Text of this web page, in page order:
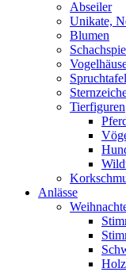
Abseiler
Unikate,
Blumen
Tierfiguren
Anlässe